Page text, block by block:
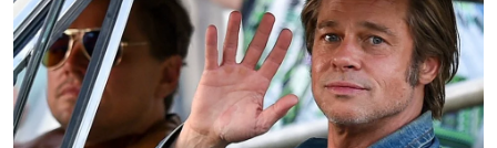
Artikel Disyorkan